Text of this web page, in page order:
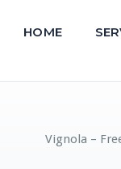
HOME
Vignola –